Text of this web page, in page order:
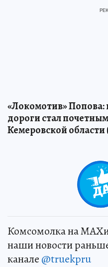
«Локомотив» Попова:
дороги стал
Кемеровской области
Комсомолка на
наши новости
канале @truekpru